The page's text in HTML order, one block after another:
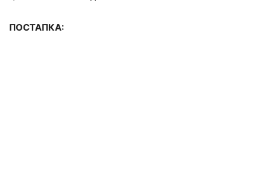
ПОСТАПКА: